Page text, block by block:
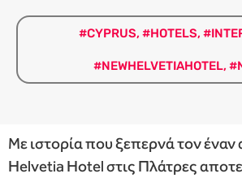
#CYPRUS, #HOTELS,
#NEWHELVETIAHOTEL,
Με ιστορία που ξεπερνά τον έναν
Helvetia Hotel στις Πλάτρες